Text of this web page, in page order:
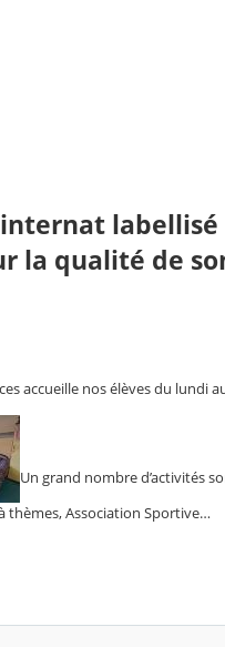
labellisé
la qualité de
accueille nos élèves du lundi
Un grand nombre d’activités
thèmes, Association Sportive…